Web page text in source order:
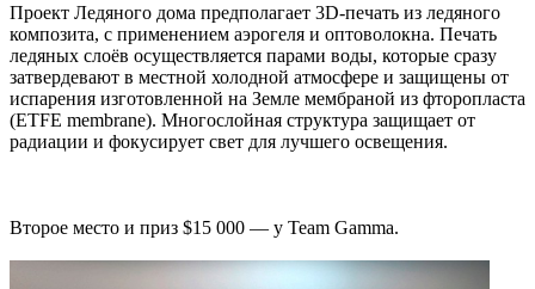
Проект Ледяного дома предполагает 3D-печать из ледяного
композита, с применением аэрогеля и оптоволокна. Печать
ледяных слоёв осуществляется парами воды, которые сразу
затвердевают в местной холодной атмосфере и защищены от
испарения изготовленной на Земле мембраной из фторопласта
(ETFE membrane). Многослойная структура защищает от
радиации и фокусирует свет для лучшего освещения.
Второе место и приз $15 000 — у Team Gamma.